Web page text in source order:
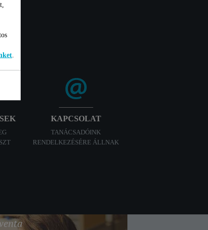
KAPCSOLAT
TANÁCSADÓINK
RENDELKEZÉSÉRE ÁLLNAK